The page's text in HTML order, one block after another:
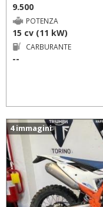
9.500
POTENZA
15 cv (11 kW)
CARBURANTE
--
4 immagini